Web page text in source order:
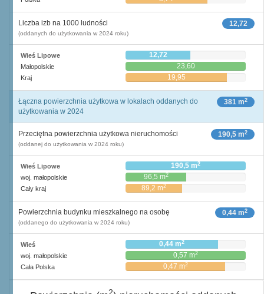
12,72
Liczba izb na 1000 ludności
(oddanych do użytkowania w 2024 roku)
Wieś Lipowe 12,72
Małopolskie 23,60
Kraj 19,95
381 m2
Łączna powierzchnia użytkowa w lokalach oddanych do
użytkowania w 2024
190,5 m2
Przeciętna powierzchnia użytkowa nieruchomości
(oddanej do użytkowania w 2024 roku)
Wieś Lipowe 190,5 m2
woj. małopolskie 96,5 m2
Cały kraj 89,2 m2
0,44 m2
Powierzchnia budynku mieszkalnego na osobę
(oddanego do użytkowania w 2024 roku)
Wieś 0,44 m2
woj. małopolskie 0,57 m2
Cała Polska 0,47 m2